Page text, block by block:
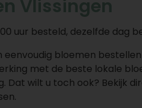
Vlissingen
uur besteld, dezelfde dag
eenvoudig bloemen
met de beste lokale
Dat wilt u toch ook? Bekijk